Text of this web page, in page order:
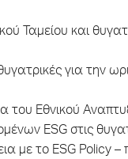
Ταμείου και
για την
του Εθνικού
ESG στις
με το ESG Policy